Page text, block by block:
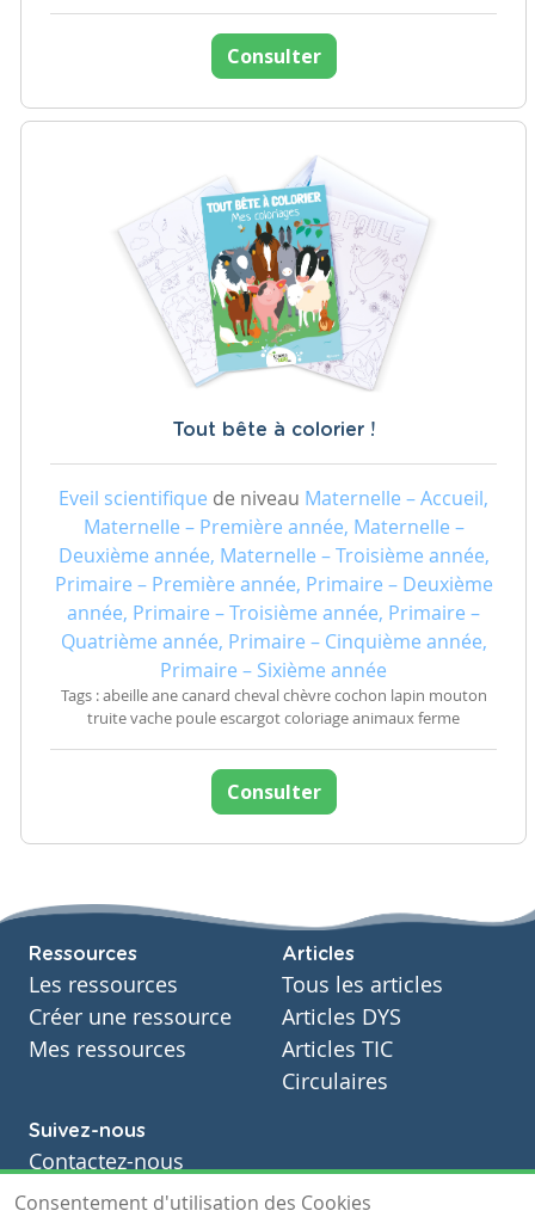
Consulter
Tout bête à colorier !
Eveil scientifique de niveau Maternelle – Accueil,
Maternelle – Première année, Maternelle –
Deuxième année, Maternelle – Troisième année,
Primaire – Première année, Primaire – Deuxième
année, Primaire – Troisième année, Primaire –
Quatrième année, Primaire – Cinquième année,
Primaire – Sixième année
Tags : abeille ane canard cheval chèvre cochon lapin mouton
truite vache poule escargot coloriage animaux ferme
Consulter
Ressources
Les ressources
Créer une ressource
Mes ressources
Articles
Tous les articles
Articles DYS
Articles TIC
Circulaires
Suivez-nous
Contactez-nous
Soutien scolaire
Consentement d'utilisation des Cookies